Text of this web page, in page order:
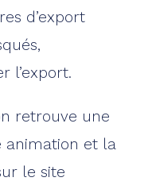
d’export
l’export.
retrouve une
animation et la
le site